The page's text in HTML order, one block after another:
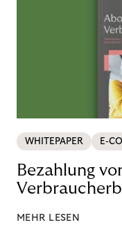
WHITEPAPER E-
Bezahlung
MEHR LESEN